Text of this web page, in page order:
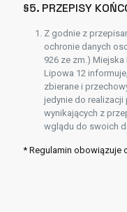
§5. PRZEPISY
Z godnie z
ochronie danych
926 ze zm.)
Lipowa 12
zbierane i
jedynie do
wynikających z
wglądu do swoich
* Regulamin obowiązuje